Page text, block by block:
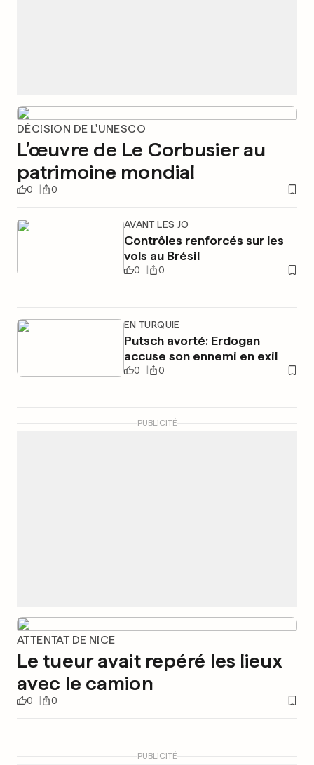
DÉCISION DE L'UNESCO
L’œuvre de Le Corbusier au
patrimoine mondial
0 0
AVANT LES JO
Contrôles renforcés sur les
vols au Brésil
0 0
EN TURQUIE
Putsch avorté: Erdogan
accuse son ennemi en exil
0 0
PUBLICITÉ
ATTENTAT DE NICE
Le tueur avait repéré les lieux
avec le camion
0 0
PUBLICITÉ